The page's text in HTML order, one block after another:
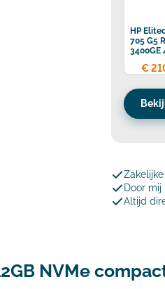
HP
705 G5
3400GE
256GB
€
Door
Altijd
NVMe